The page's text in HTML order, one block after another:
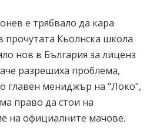
е трябвало да кара
прочутата Кьолнска школа
нов в България за лиценз
разрешиха проблема,
главен мениджър на "Локо",
право да стои на
на официалните мачове.